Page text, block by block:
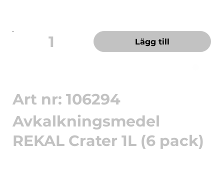
1 Lägg till
Art nr: 106294
Avkalkningsmedel
REKAL Crater 1L (6 pack)